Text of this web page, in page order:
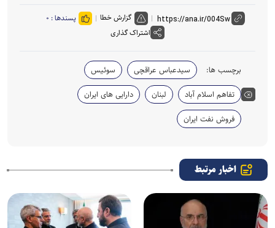
گزارش خطا پسندها : ۰
اشتراک گذاری
برچسب ها: سیدعباس عراقچی
سوئیس
تفاهم اسلام آباد
لبنان
دارایی های ایران
فروش نفت ایران
اخبار مرتبط